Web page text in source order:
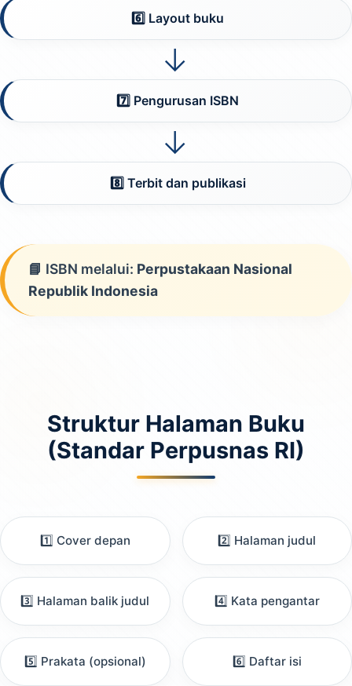
6️⃣ Layout buku
→
7️⃣ Pengurusan ISBN
→
8️⃣ Terbit dan publikasi
📘 ISBN melalui: Perpustakaan Nasional
Republik Indonesia
Struktur Halaman Buku
(Standar Perpusnas RI)
1️⃣ Cover depan 2️⃣ Halaman judul
3️⃣ Halaman balik judul 4️⃣ Kata pengantar
5️⃣ Prakata (opsional) 6️⃣ Daftar isi